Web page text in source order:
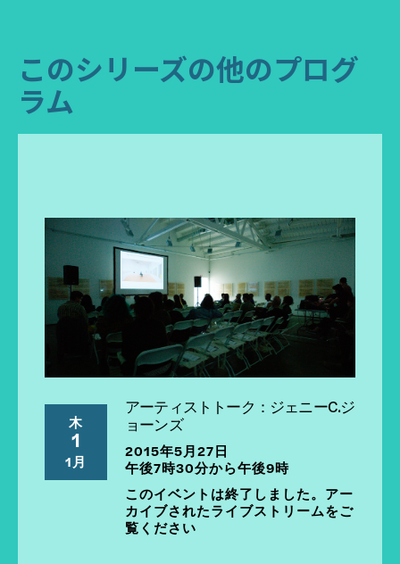
このシリーズの他のプログ
ラム
木
1
1月
アーティストトーク：ジェニーC.ジ
ョーンズ
2015年5月27日
午後7時30分から午後9時
このイベントは終了しました。アー
カイブされたライブストリームをご
覧ください